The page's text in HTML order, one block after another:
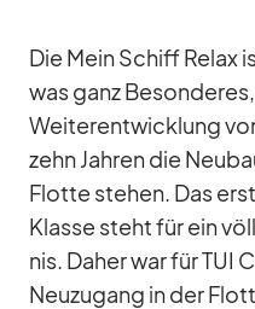
Die Mein Schiff Re­lax
was ganz
Wei­ter­ent­wick­lung
zehn Jah­ren die
Flotte ste­hen. Das
Klasse steht für ein
nis. Da­her war für TUI
Neu­zu­gang in der